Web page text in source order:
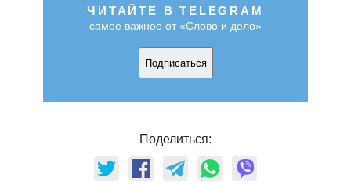
ЧИТАЙТЕ В TELEGRAM
самое важное от «Слово и дело»
Подписаться
Поделиться: